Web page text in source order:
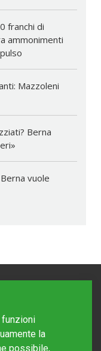
franchi di
ammonimenti
Mazzoleni
Berna
vuole
la
possibile,